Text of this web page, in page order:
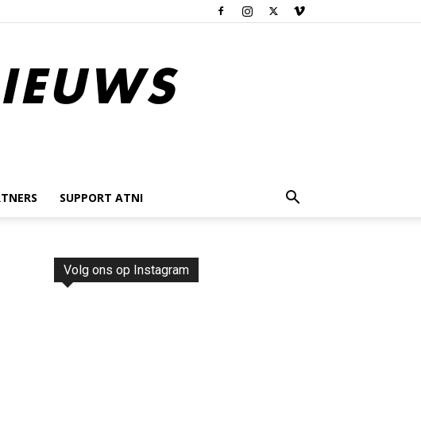
SUPPORT ATNI
Volg ons op Instagram